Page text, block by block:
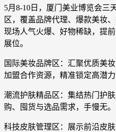
5月8-10日，厦门美业博览会三
区，覆盖品牌代理、爆款美妆
现场人气火爆、好物稀缺，提
展位。
国际美妆品牌区：汇聚优质美
加盟合作资源，精准锁定高潜力
潮流护肤精品区：集结热门护
购、囤货与选品需求，手慢无。
科技皮肤管理区：展示前沿皮